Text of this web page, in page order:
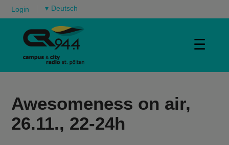
Login ▾
☰
Awesomeness on air,
26.11., 22-24h